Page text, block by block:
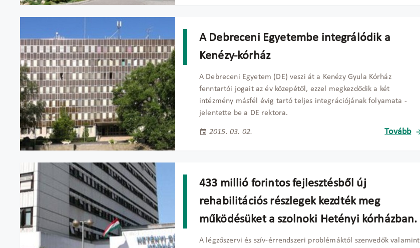
A Debreceni Egyetembe integrálódik a
Kenézy-kórház
A Debreceni Egyetem (DE) veszi át a Kenézy Gyula Kórház
fenntartói jogait az év közepétől, ezzel megkezdődik a két
intézmény másfél évig tartó teljes integrációjának folyamata -
jelentette be a DE rektora.
2015. 03. 02. Tovább
433 millió forintos fejlesztésből új
rehabilitációs részlegek kezdték meg
működésüket a szolnoki Hetényi kórházban.
A légzőszervi és szív-érrendszeri problémáktól szenvedők valamint